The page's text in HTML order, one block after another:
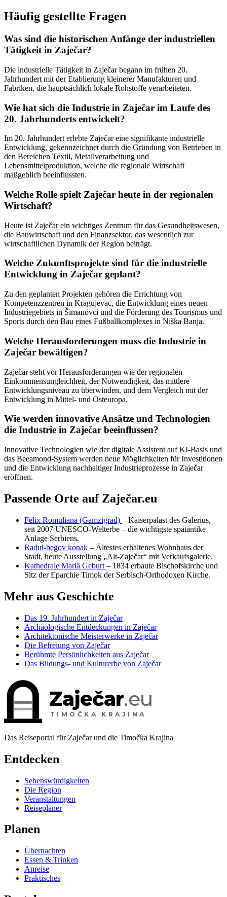
Häufig gestellte Fragen
Was sind die historischen Anfänge der industriellen
Tätigkeit in Zaječar?
Die industrielle Tätigkeit in Zaječar begann im frühen 20.
Jahrhundert mit der Etablierung kleinerer Manufakturen und
Fabriken, die hauptsächlich lokale Rohstoffe verarbeiteten.
Wie hat sich die Industrie in Zaječar im Laufe des
20. Jahrhunderts entwickelt?
Im 20. Jahrhundert erlebte Zaječar eine signifikante industrielle
Entwicklung, gekennzeichnet durch die Gründung von Betrieben in
den Bereichen Textil, Metallverarbeitung und
Lebensmittelproduktion, welche die regionale Wirtschaft
maßgeblich beeinflussten.
Welche Rolle spielt Zaječar heute in der regionalen
Wirtschaft?
Heute ist Zaječar ein wichtiges Zentrum für das Gesundheitswesen,
die Bauwirtschaft und den Finanzsektor, das wesentlich zur
wirtschaftlichen Dynamik der Region beiträgt.
Welche Zukunftsprojekte sind für die industrielle
Entwicklung in Zaječar geplant?
Zu den geplanten Projekten gehören die Errichtung von
Kompetenzzentren in Kragujevac, die Entwicklung eines neuen
Industriegebiets in Šimanovci und die Förderung des Tourismus und
Sports durch den Bau eines Fußballkomplexes in Niška Banja.
Welche Herausforderungen muss die Industrie in
Zaječar bewältigen?
Zaječar steht vor Herausforderungen wie der regionalen
Einkommensungleichheit, der Notwendigkeit, das mittlere
Entwicklungsniveau zu überwinden, und dem Vergleich mit der
Entwicklung in Mittel- und Osteuropa.
Wie werden innovative Ansätze und Technologien
die Industrie in Zaječar beeinflussen?
Innovative Technologien wie der digitale Assistent auf KI-Basis und
das Beeamond-System werden neue Möglichkeiten für Investitionen
und die Entwicklung nachhaltiger Industrieprozesse in Zaječar
eröffnen.
Passende Orte auf Zaječar.eu
Felix Romuliana (Gamzigrad) – Kaiserpalast des Galerius,
seit 2007 UNESCO-Welterbe – die wichtigste spätantike
Anlage Serbiens.
Radul-begov konak – Ältestes erhaltenes Wohnhaus der
Stadt, heute Ausstellung „Alt-Zaječar“ mit Verkaufsgalerie.
Kathedrale Mariä Geburt – 1834 erbaute Bischofskirche und
Sitz der Eparchie Timok der Serbisch-Orthodoxen Kirche.
Mehr aus Geschichte
Das 19. Jahrhundert in Zaječar
Archäologische Entdeckungen in Zaječar
Architektonische Meisterwerke in Zaječar
Die Befreiung von Zaječar
Berühmte Persönlichkeiten aus Zaječar
Das Bildungs- und Kulturerbe von Zaječar
Zaječar.eu
TIMOČKA KRAJINA
Das Reiseportal für Zaječar und die Timočka Krajina
Entdecken
Sehenswürdigkeiten
Die Region
Veranstaltungen
Reiseplaner
Planen
Übernachten
Essen & Trinken
Anreise
Praktisches